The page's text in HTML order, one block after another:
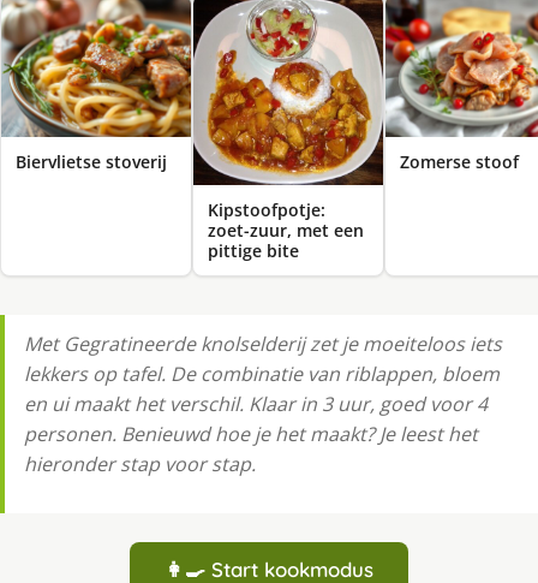
Biervlietse stoverij
Kipstoofpotje:
zoet-zuur, met een
pittige bite
Zomerse stoof
Met Gegratineerde knolselderij zet je moeiteloos iets
lekkers op tafel. De combinatie van riblappen, bloem
en ui maakt het verschil. Klaar in 3 uur, goed voor 4
personen. Benieuwd hoe je het maakt? Je leest het
hieronder stap voor stap.
👩‍🍳 Start kookmodus